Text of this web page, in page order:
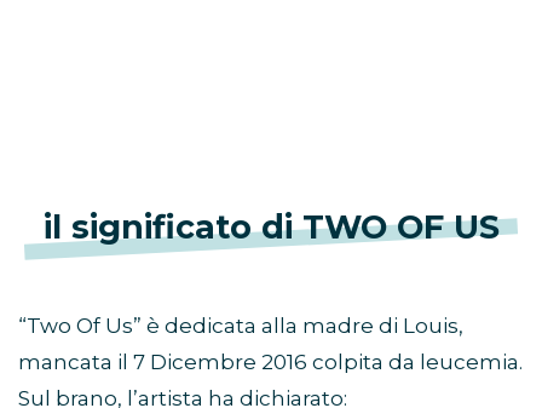
il significato di TWO OF US
“Two Of Us” è dedicata alla madre di Louis,
mancata il 7 Dicembre 2016 colpita da leucemia.
Sul brano, l’artista ha dichiarato: